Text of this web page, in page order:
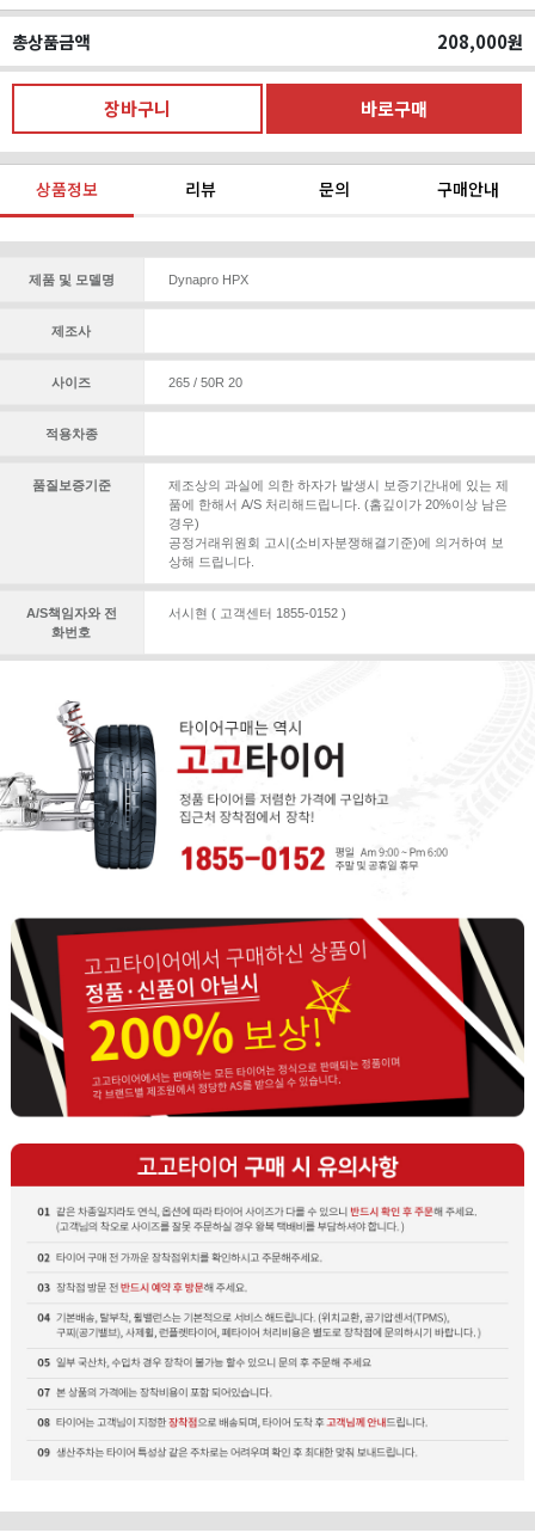
총상품금액 208,000원
상품정보 리뷰 문의 구매안내
제품 및 모델명 Dynapro HPX
제조사
사이즈 265 / 50R 20
적용차종
품질보증기준
제조상의 과실에 의한 하자가 발생시 보증기간내에 있는 제
품에 한해서 A/S 처리해드립니다. (홈깊이가 20%이상 남은
경우)
공정거래위원회 고시(소비자분쟁해결기준)에 의거하여 보
상해 드립니다.
A/S책임자와 전
화번호
서시현 ( 고객센터 1855-0152 )